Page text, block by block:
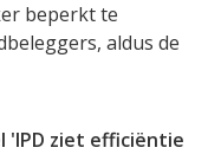
beperkt te
aldus de
'IPD ziet efficiëntie